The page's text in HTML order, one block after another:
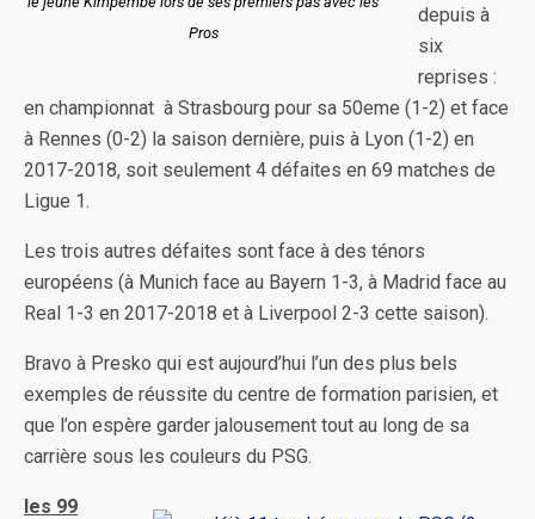
Pros
depuis à
six
reprises :
en championnat à Strasbourg pour sa 50eme (1-2) et face
à Rennes (0-2) la saison dernière, puis à Lyon (1-2) en
2017-2018, soit seulement 4 défaites en 69 matches de
Ligue 1.
Les trois autres défaites sont face à des ténors
européens (à Munich face au Bayern 1-3, à Madrid face au
Real 1-3 en 2017-2018 et à Liverpool 2-3 cette saison).
Bravo à Presko qui est aujourd’hui l’un des plus bels
exemples de réussite du centre de formation parisien, et
que l’on espère garder jalousement tout au long de sa
carrière sous les couleurs du PSG.
les 99